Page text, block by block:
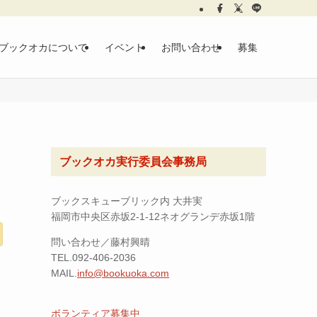
ブックオカについて イベント お問い合わせ 募集
ブックオカ実行委員会事務局
ブックスキューブリック内 大井実
福岡市中央区赤坂2-1-12ネオグランデ赤坂1階
問い合わせ／藤村興晴
TEL.092-406-2036
MAIL. info@bookuoka.com
ボランティア募集中